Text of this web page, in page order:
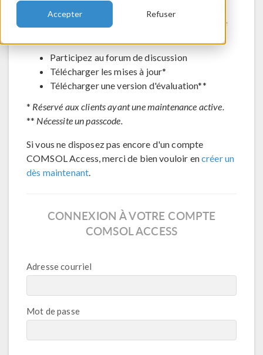
Accepter Refuser
Voir les inscriptions aux évènements à venir
Accéder à COMSOL Exchange - partage de
Participez au forum de discussion
Télécharger les mises à jour*
Télécharger une version d'évaluation**
* Réservé aux clients ayant une maintenance active.
** Nécessite un passcode.
Si vous ne disposez pas encore d'un compte
COMSOL Access, merci de bien vouloir encréer un
dès maintenant.
CONNEXION À VOTRE COMPTE
COMSOL ACCESS
Adresse courriel
Mot de passe